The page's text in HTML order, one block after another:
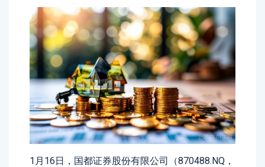
1月16日，国都证券股份有限公司（870488.NQ，